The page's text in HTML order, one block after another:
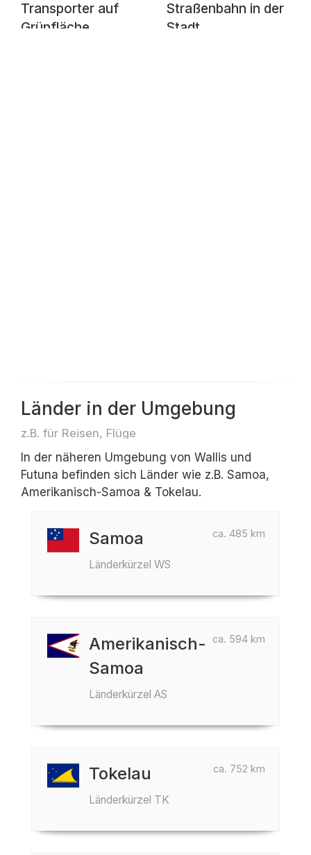
Transporter auf
Grünfläche
Straßenbahn in der
Stadt
Länder in der Umgebung
z.B. für Reisen, Flüge
In der näheren Umgebung von Wallis und
Futuna befinden sich Länder wie z.B. Samoa,
Amerikanisch-Samoa & Tokelau.
ca. 485 km
Samoa
Länderkürzel WS
ca. 594 km
Amerikanisch-
Samoa
Länderkürzel AS
ca. 752 km
Tokelau
Länderkürzel TK